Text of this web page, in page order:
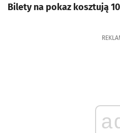
Bilety na pokaz kosztują